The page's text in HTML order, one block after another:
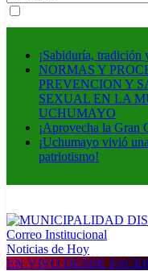
¡Sabiduría, tradición
NORMAS Y
PREVENCION Y
SEXUAL EN LA
UCHUMAYO
¡Aprovecha la Gran
¡Uchumayo vivió
patriotismo!
MUNICIPALIDAD
Construyendo una nueva
Correo Institucional
Noticias de Hoy
EN VIVO DESDE